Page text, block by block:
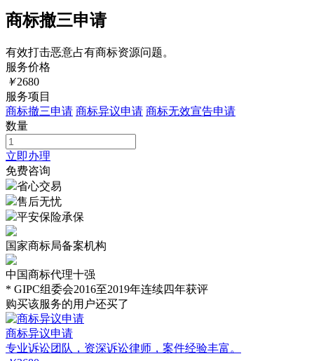
商标撤三申请
有效打击恶意占有商标资源问题。
服务价格
￥2680
服务项目
商标撤三申请 商标异议申请 商标无效宣告申请
数量
立即办理
免费咨询
省心交易
售后无忧
平安保险承保
国家商标局备案机构
中国商标代理十强
* GIPC组委会2016至2019年连续四年获评
购买该服务的用户还买了
商标异议申请
专业诉讼团队，资深诉讼律师，案件经验丰富。